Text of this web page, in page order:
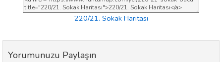
220/21. Sokak Haritası
Yorumunuzu Paylaşın